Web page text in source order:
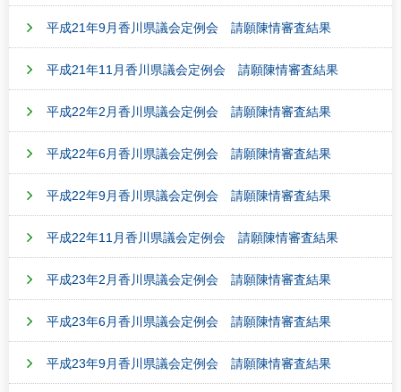
平成21年9月香川県議会定例会 請願陳情審査結果
平成21年11月香川県議会定例会 請願陳情審査結果
平成22年2月香川県議会定例会 請願陳情審査結果
平成22年6月香川県議会定例会 請願陳情審査結果
平成22年9月香川県議会定例会 請願陳情審査結果
平成22年11月香川県議会定例会 請願陳情審査結果
平成23年2月香川県議会定例会 請願陳情審査結果
平成23年6月香川県議会定例会 請願陳情審査結果
平成23年9月香川県議会定例会 請願陳情審査結果